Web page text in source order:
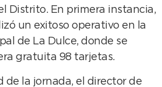
Distrito. En primera instancia,
un exitoso operativo en la
de La Dulce, donde se
gratuita 98 tarjetas.
de la jornada, el director de